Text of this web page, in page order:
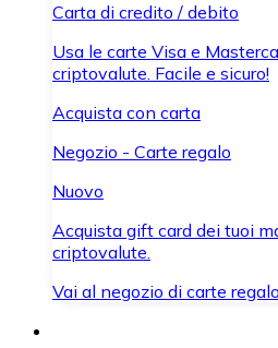
Carta di credito / debito
Usa le carte Visa e
criptovalute. Facile e sicuro!
Acquista con carta
Negozio - Carte regalo
Nuovo
Acquista gift card dei tuoi
criptovalute.
Vai al negozio di carte regalo